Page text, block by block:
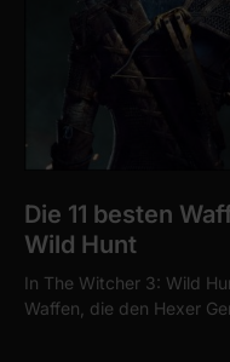
Die 11 besten
Wild Hunt
In The Witcher 3: Wild
Waffen, die den Hexer